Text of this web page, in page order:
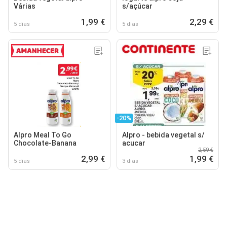
Várias
5 dias 1,99 €
s/açúcar
5 dias 2,29 €
Alpro Meal To Go
Chocolate-Banana
5 dias 2,99 €
-20%
Alpro - bebida vegetal s/
acucar
3 dias
2,59 €
1,99 €